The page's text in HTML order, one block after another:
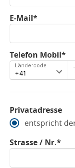
E-Mail*
Telefon Mobil*
Ländercode
Privatadresse
entspricht
Strasse / Nr.*